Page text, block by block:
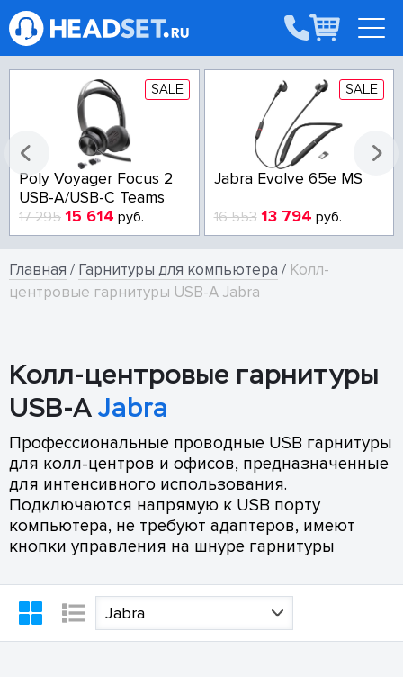
SALE
Poly Voyager Focus 2
USB-A/USB-C Teams
17 295 15 614 руб.
SALE
Jabra Evolve 65e MS
16 553 13 794 руб.
Главная / Гарнитуры для компьютера / Колл-
центровые гарнитуры USB-A Jabra
Колл-центровые гарнитуры
USB-AJabra
Профессиональные проводные USB гарнитуры
для колл-центров и офисов, предназначенные
для интенсивного использования.
Подключаются напрямую к USB порту
компьютера, не требуют адаптеров, имеют
кнопки управления на шнуре гарнитуры
Jabra